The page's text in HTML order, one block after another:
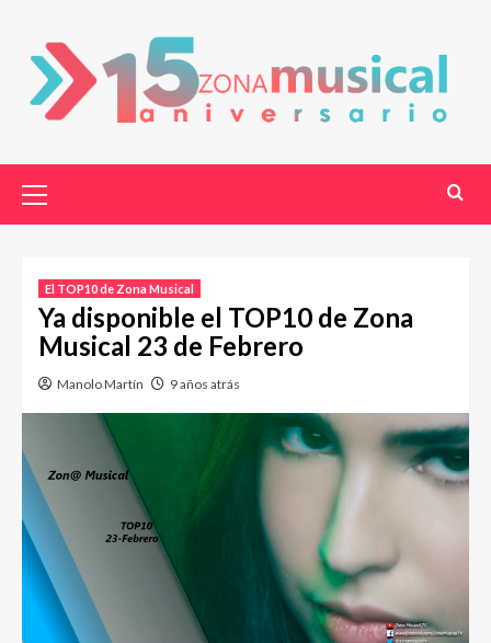
El TOP10 de Zona Musical
Ya disponible el TOP10 de Zona
Musical 23 de Febrero
Manolo Martín 9 años atrás